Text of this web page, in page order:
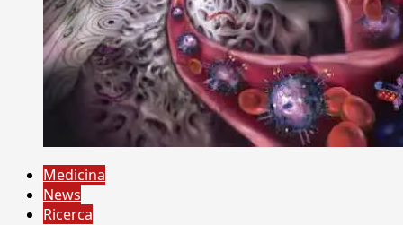
Medicina
News
Ricerca